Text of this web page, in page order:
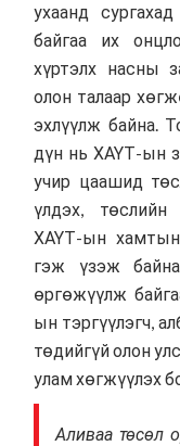
ухаанд
байгаа их
хүртэлх насны
олон талаар
эхлүүлж байна.
дүн нь ХАҮТ-ын
учир цаашид
үлдэх, төслийн
ХАҮТ-ын хамтын
гэж үзэж
өргөжүүлж
ын тэргүүлэгч,
төдийгүй олон
улам хөгжүүлэх
Аливаа төсөл